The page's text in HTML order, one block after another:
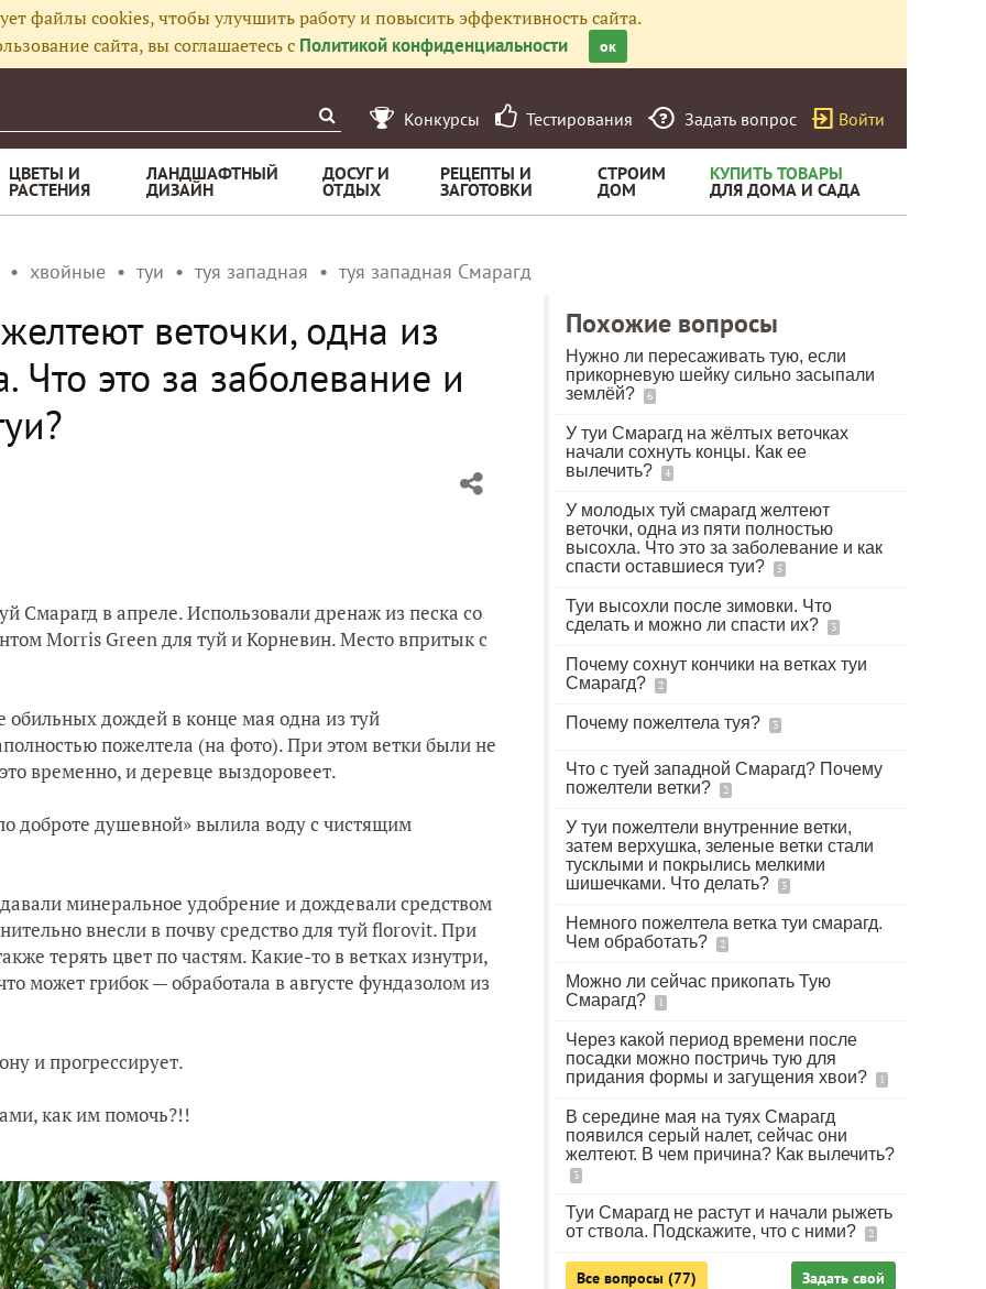
файлы cookies, чтобы улучшить работу и повысить эффективность сайта.
сайта, вы соглашаетесь с Политикой конфиденциальности ок
Конкурсы Тестирования Задать вопрос Войти
ЦВЕТЫ И
РАСТЕНИЯ
ЛАНДШАФТНЫЙ
ДИЗАЙН
ДОСУГ И
ОТДЫХ
РЕЦЕПТЫ И
ЗАГОТОВКИ
СТРОИМ
ДОМ
КУПИТЬ ТОВАРЫ
ДЛЯ ДОМА И САДА
хвойные туи туя западная туя западная Смарагд
веточки, одна из
Что это за заболевание и
Смарагд в апреле. Использовали дренаж из песка со
Morris Green для туй и Корневин. Место впритык с
обильных дождей в конце мая одна из туй
полностью пожелтела (на фото).При этом ветки были не
временно, и деревце выздоровеет.
доброте душевной» вылила воду с чистящим
минеральное удобрение и дождевали средством
внесли в почву средство для туй florovit.При
терять цвет по частям. Какие-то в ветках изнутри,
может грибок — обработала в августе фундазолом из
и прогрессирует.
как им помочь?!!
Похожие вопросы
Нужно ли пересаживать тую, если
прикорневую шейку сильно засыпали
землёй?
6
У туи Смарагд на жёлтых веточках
начали сохнуть концы. Как ее
вылечить?
4
У молодых туй смарагд желтеют
веточки, одна из пяти полностью
высохла. Что это за заболевание и как
спасти оставшиеся туи?
5
Туи высохли после зимовки. Что
сделать и можно ли спасти их?
3
Почему сохнут кончики на ветках туи
Смарагд?
2
Почему пожелтела туя? 3
Что с туей западной Смарагд? Почему
пожелтели ветки?
2
У туи пожелтели внутренние ветки,
затем верхушка, зеленые ветки стали
тусклыми и покрылись мелкими
шишечками. Что делать?
3
Немного пожелтела ветка туи смарагд.
Чем обработать?
2
Можно ли сейчас прикопать Тую
Смарагд?
1
Через какой период времени после
посадки можно постричь тую для
придания формы и загущения хвои?
1
В середине мая на туях Смарагд
появился серый налет, сейчас они
желтеют. В чем причина? Как вылечить?
3
Туи Смарагд не растут и начали рыжеть
от ствола. Подскажите, что с ними?
2
Все вопросы (77) Задать свой